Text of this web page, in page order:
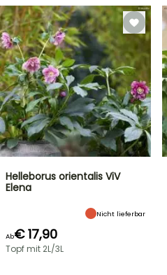
Helleborus orientalis ViV
Elena
Nicht lieferbar
Ab€ 17,90
Topf mit 2L/3L